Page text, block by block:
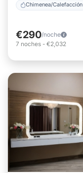
Chimenea/Calefacción
€290/noche
7 noches - €2,032